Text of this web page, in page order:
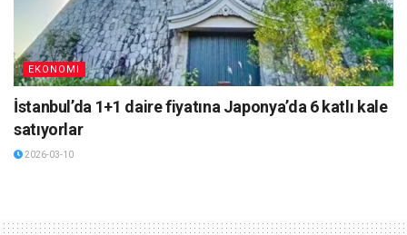
EKONOMI
İstanbul’da 1+1 daire fiyatına Japonya’da 6 katlı kale
satıyorlar
2026-03-10